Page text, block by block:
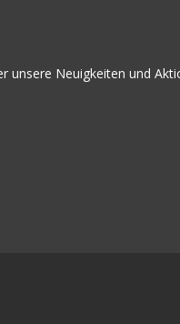
unsere Neuigkeiten und